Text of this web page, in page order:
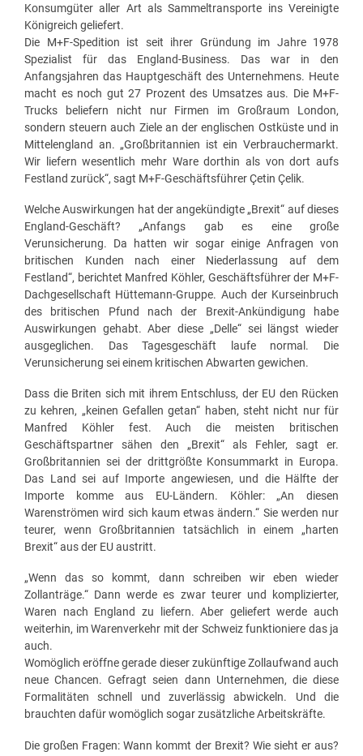
Konsumgüter aller Art als Sammeltransporte ins Vereinigte
Königreich geliefert.
Die M+F-Spedition ist seit ihrer Gründung im Jahre 1978
Spezialist für das England-Business. Das war in den
Anfangsjahren das Hauptgeschäft des Unternehmens. Heute
macht es noch gut 27 Prozent des Umsatzes aus. Die M+F-
Trucks beliefern nicht nur Firmen im Großraum London,
sondern steuern auch Ziele an der englischen Ostküste und in
Mittelengland an. „Großbritannien ist ein Verbrauchermarkt.
Wir liefern wesentlich mehr Ware dorthin als von dort aufs
Festland zurück“, sagt M+F-Geschäftsführer Çetin Çelik.
Welche Auswirkungen hat der angekündigte „Brexit“ auf dieses
England-Geschäft? „Anfangs gab es eine große
Verunsicherung. Da hatten wir sogar einige Anfragen von
britischen Kunden nach einer Niederlassung auf dem
Festland“, berichtet Manfred Köhler, Geschäftsführer der M+F-
Dachgesellschaft Hüttemann-Gruppe. Auch der Kurseinbruch
des britischen Pfund nach der Brexit-Ankündigung habe
Auswirkungen gehabt. Aber diese „Delle“ sei längst wieder
ausgeglichen. Das Tagesgeschäft laufe normal. Die
Verunsicherung sei einem kritischen Abwarten gewichen.
Dass die Briten sich mit ihrem Entschluss, der EU den Rücken
zu kehren, „keinen Gefallen getan“ haben, steht nicht nur für
Manfred Köhler fest. Auch die meisten britischen
Geschäftspartner sähen den „Brexit“ als Fehler, sagt er.
Großbritannien sei der drittgrößte Konsummarkt in Europa.
Das Land sei auf Importe angewiesen, und die Hälfte der
Importe komme aus EU-Ländern. Köhler: „An diesen
Warenströmen wird sich kaum etwas ändern.“ Sie werden nur
teurer, wenn Großbritannien tatsächlich in einem „harten
Brexit“ aus der EU austritt.
„Wenn das so kommt, dann schreiben wir eben wieder
Zollanträge.“ Dann werde es zwar teurer und komplizierter,
Waren nach England zu liefern. Aber geliefert werde auch
weiterhin, im Warenverkehr mit der Schweiz funktioniere das ja
auch.
Womöglich eröffne gerade dieser zukünftige Zollaufwand auch
neue Chancen. Gefragt seien dann Unternehmen, die diese
Formalitäten schnell und zuverlässig abwickeln. Und die
brauchten dafür womöglich sogar zusätzliche Arbeitskräfte.
Die großen Fragen: Wann kommt der Brexit? Wie sieht er aus?